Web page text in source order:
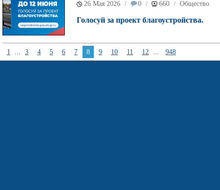
26 Мая 2026 / 0 / 660 / Общество
Голосуй за проект благоустройства.
1 ... 3 4 5 6 7 8 9 10 11 12 ... 948